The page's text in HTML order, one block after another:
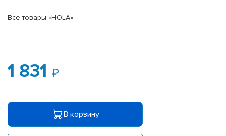
Все товары «HOLA»
1 831
В корзину